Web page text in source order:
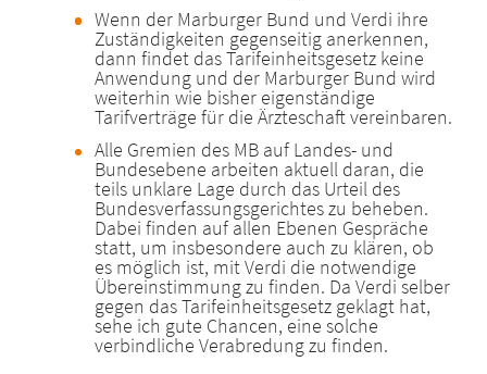
Wenn der Marburger Bund und Verdi ihre
Zuständigkeiten gegenseitig anerkennen,
dann findet das Tarifeinheitsgesetz keine
Anwendung und der Marburger Bund wird
weiterhin wie bisher eigenständige
Tarifverträge für die Ärzteschaft vereinbaren.
Alle Gremien des MB auf Landes- und
Bundesebene arbeiten aktuell daran, die
teils unklare Lage durch das Urteil des
Bundesverfassungsgerichtes zu beheben.
Dabei finden auf allen Ebenen Gespräche
statt, um insbesondere auch zu klären, ob
es möglich ist, mit Verdi die notwendige
Übereinstimmung zu finden. Da Verdi selber
gegen das Tarifeinheitsgesetz geklagt hat,
sehe ich gute Chancen, eine solche
verbindliche Verabredung zu finden.